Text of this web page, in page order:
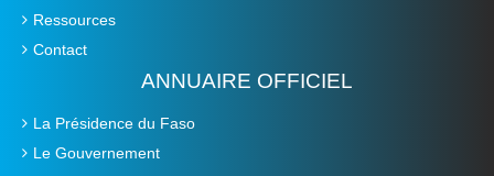
Ressources
Contact
ANNUAIRE OFFICIEL
La Présidence du Faso
Le Gouvernement